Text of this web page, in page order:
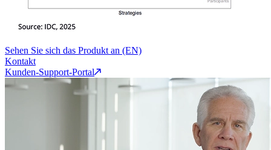
Sehen Sie sich das Produkt an (EN)
Kontakt
Kunden-Support-Portal